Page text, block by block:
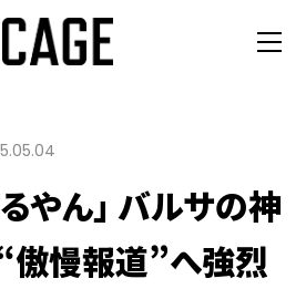
やん」 バルサの神
“傲慢報道”へ強烈